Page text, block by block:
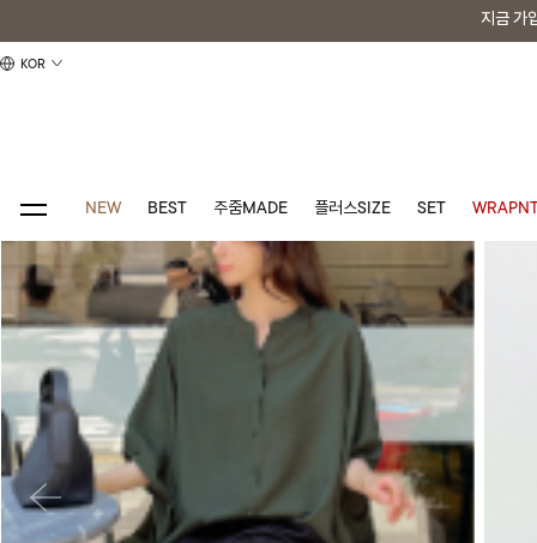
지금 가
KOR
NEW BEST 주줌MADE 플러스SIZE SET